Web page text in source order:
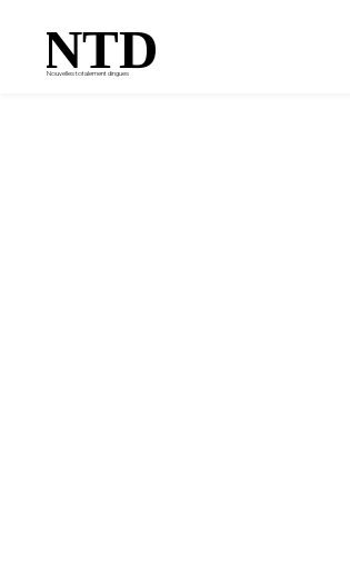
Nouvelles totalement dingues
NTD